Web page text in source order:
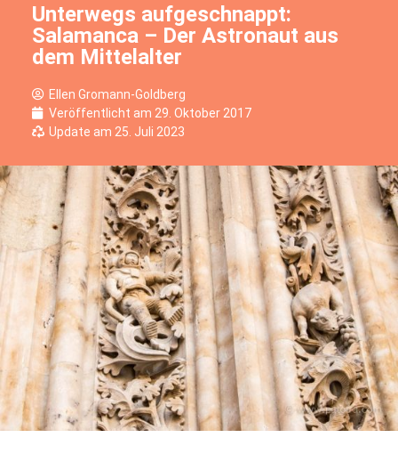
Unterwegs aufgeschnappt:
Salamanca – Der Astronaut aus
dem Mittelalter
Ellen Gromann-Goldberg
Veröffentlicht am 29. Oktober 2017
Update am 25. Juli 2023